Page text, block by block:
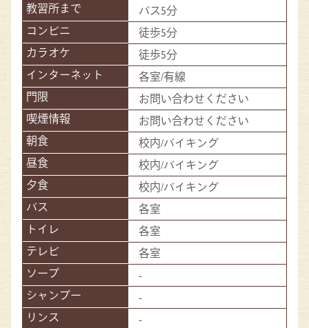
バス5分
徒歩5分
徒歩5分
各室/有線
お問い合わせください
お問い合わせください
校内/バイキング
校内/バイキング
校内/バイキング
各室
各室
各室
-
-
-